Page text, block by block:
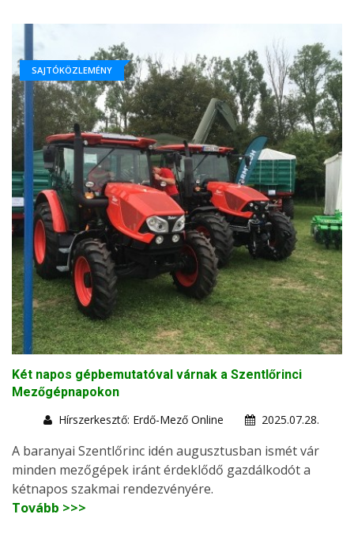
SAJTÓKÖZLEMÉNY
Két napos gépbemutatóval várnak a Szentlőrinci
Mezőgépnapokon
Hírszerkesztő: Erdő-Mező Online
2025.07.28.
A baranyai Szentlőrinc idén augusztusban ismét vár
minden mezőgépek iránt érdeklődő gazdálkodót a
kétnapos szakmai rendezvényére.
Tovább >>>